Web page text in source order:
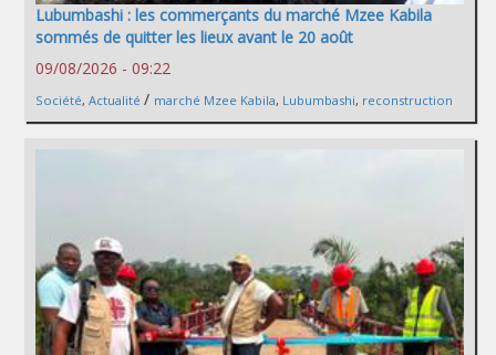
Lubumbashi : les commerçants du marché Mzee Kabila
sommés de quitter les lieux avant le 20 août
09/08/2026 - 09:22
Société, Actualité / marché Mzee Kabila, Lubumbashi, reconstruction